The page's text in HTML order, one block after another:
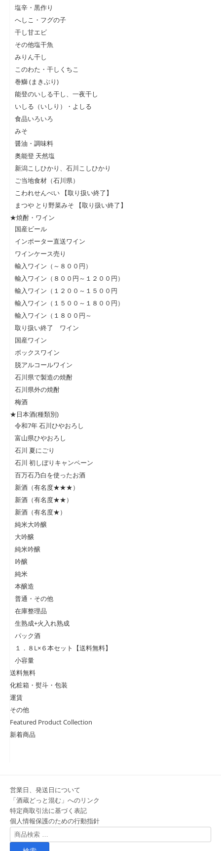
塩辛・黒作り
へしこ・フグの子
干し甘エビ
その他塩干魚
みりん干し
このわた・干しくちこ
巻鰤 (まきぶり)
能登のいしる干し、一夜干し
いしる（いしり）・よしる
食品いろいろ
みそ
醤油・調味料
奥能登 天然塩
新潟こしひかり、石川こしひかり
ご当地食材（石川県）
こわれせんべい 【取り扱い終了】
まつや とり野菜みそ 【取り扱い終了】
★焼酎・ワイン
国産ビール
インポーター直送ワイン
ワインケース売り
輸入ワイン（～８００円）
輸入ワイン（８００円～１２００円）
輸入ワイン（１２００～１５００円
輸入ワイン（１５００～１８００円）
輸入ワイン（１８００円～
取り扱い終了 ワイン
国産ワイン
ボックスワイン
脱アルコールワイン
石川県で製造の焼酎
石川県外の焼酎
梅酒
★日本酒(種類別)
令和7年 石川ひやおろし
富山県ひやおろし
石川 夏にごり
石川 初しぼりキャンペーン
百万石乃白を使ったお酒
新酒（有名度★★★）
新酒（有名度★★）
新酒（有名度★）
純米大吟醸
大吟醸
純米吟醸
吟醸
純米
本醸造
普通・その他
在庫整理品
生熟成+火入れ熟成
パック酒
１．８L×６本セット【送料無料】
小容量
送料無料
化粧箱・熨斗・包装
運賃
その他
Featured Product Collection
新着商品
営業日、発送日について
「酒蔵どっと混む」へのリンク
特定商取引法に基づく表記
個人情報保護のための行動指針
検
索